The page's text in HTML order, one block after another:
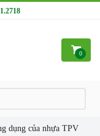
dụng của nhựa TPV
0